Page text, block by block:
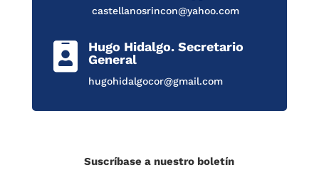
castellanosrincon@yahoo.com

Hugo Hidalgo. Secretario
General
hugohidalgocor@gmail.com
Suscríbase a nuestro boletín